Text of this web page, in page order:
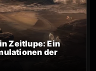
Zeitlupe: Ein
der